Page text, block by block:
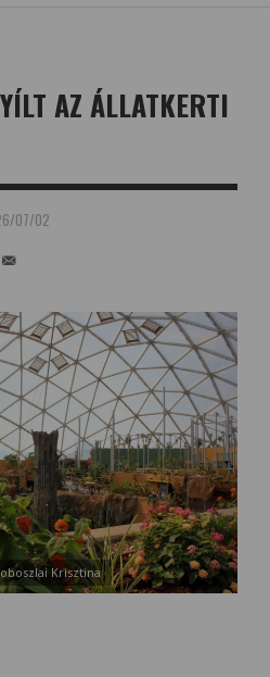
AZ ÁLLATKERTI
07/02
Krisztina